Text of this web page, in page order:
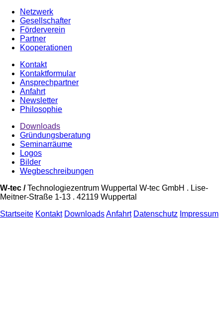
Netzwerk
Gesellschafter
Förderverein
Partner
Kooperationen
Kontakt
Kontaktformular
Ansprechpartner
Anfahrt
Newsletter
Philosophie
Downloads
Gründungsberatung
Seminarräume
Logos
Bilder
Wegbeschreibungen
W-tec /Technologiezentrum Wuppertal W-tec GmbH . Lise-
Meitner-Straße 1-13 . 42119 Wuppertal
Startseite Kontakt DownloadsAnfahrt Datenschutz Impressum